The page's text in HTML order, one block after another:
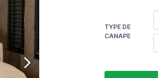
TYPE DE
CANAPE